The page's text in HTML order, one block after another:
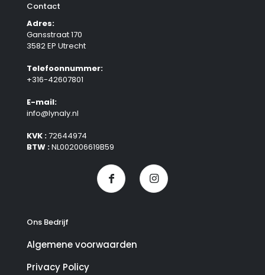
Contact
Adres:
Gansstraat 170
3582 EP Utrecht
Telefoonnummer:
+316-42607801
E-mail:
info@lynaly.nl
KVK :72644974
BTW :NL002006619B59
Ons Bedrijf
Algemene voorwaarden
Privacy Policy